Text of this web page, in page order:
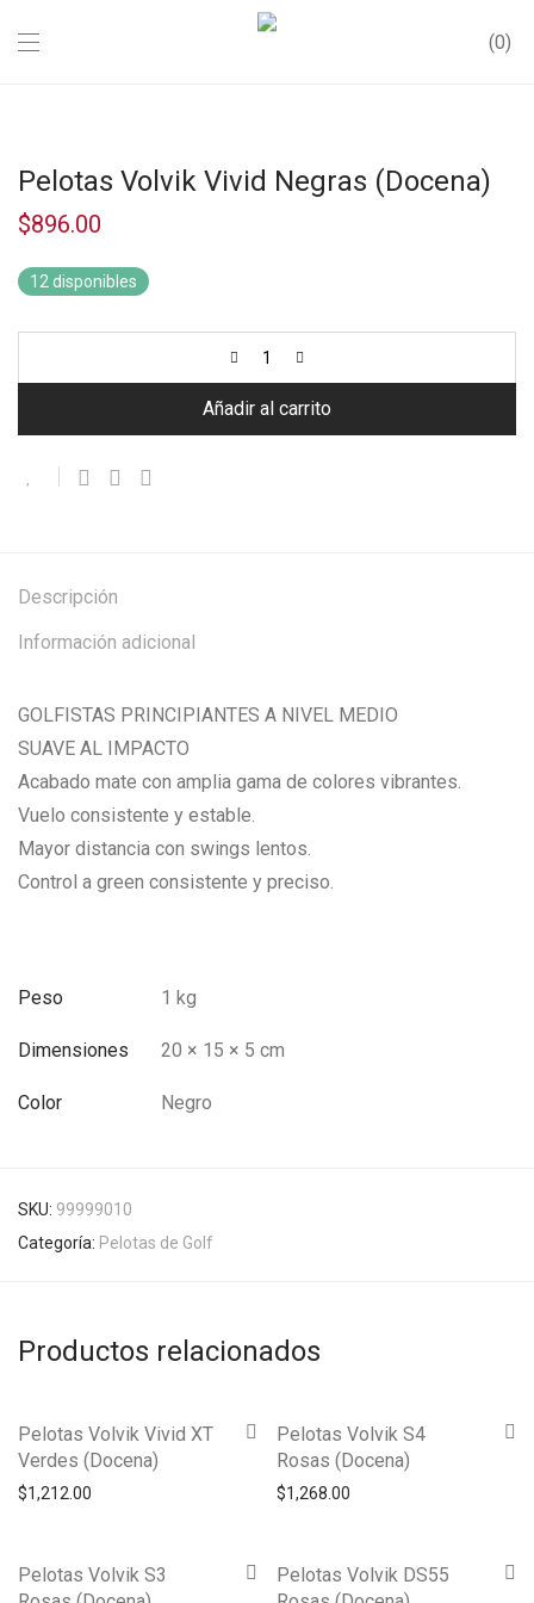
0
Pelotas Volvik Vivid Negras (Docena)
$896.00
12 disponibles
Añadir al carrito
Descripción
Información adicional
GOLFISTAS PRINCIPIANTES A NIVEL MEDIO
SUAVE AL IMPACTO
Acabado mate con amplia gama de colores vibrantes.
Vuelo consistente y estable.
Mayor distancia con swings lentos.
Control a green consistente y preciso.
Peso 1 kg
Dimensiones 20 × 15 × 5 cm
Color Negro
SKU: 99999010
Categoría: Pelotas de Golf
Productos relacionados
Pelotas Volvik Vivid XT
Verdes (Docena)
$1,212.00
Pelotas Volvik S4
Rosas (Docena)
$1,268.00
Pelotas Volvik S3
Pelotas Volvik DS55